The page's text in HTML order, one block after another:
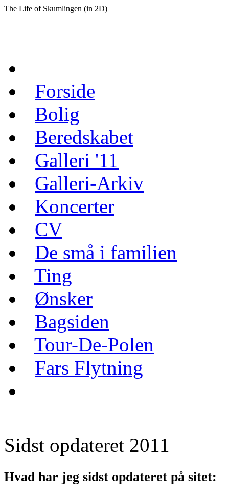
The Life of Skumlingen (in 2D)
Forside
Bolig
Beredskabet
Galleri '11
Galleri-Arkiv
Koncerter
CV
De små i familien
Ting
Ønsker
Bagsiden
Tour-De-Polen
Fars Flytning
Sidst opdateret 2011
Hvad har jeg sidst opdateret på sitet: